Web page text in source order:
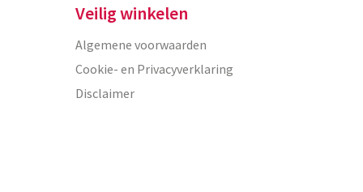
Veilig winkelen
Algemene voorwaarden
Cookie- en Privacyverklaring
Disclaimer